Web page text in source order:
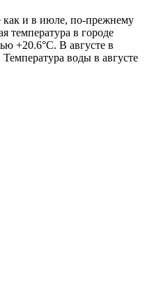
как и в июле, по-прежнему
температура в городе
+20.6°C. В августе в
воды в августе